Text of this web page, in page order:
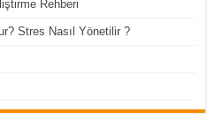
Rehberi
Stres Nasıl Yönetilir ?